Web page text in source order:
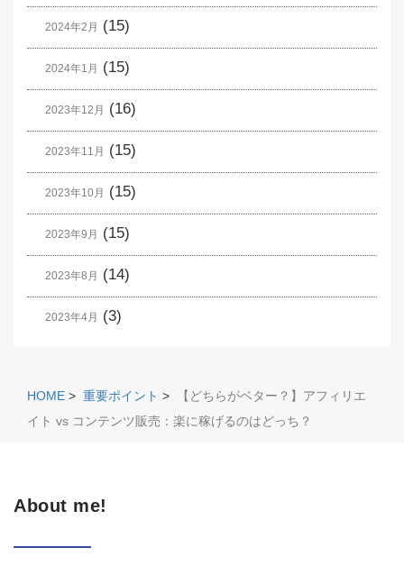
2024年2月 (15)
2024年1月 (15)
2023年12月 (16)
2023年11月 (15)
2023年10月 (15)
2023年9月 (15)
2023年8月 (14)
2023年4月 (3)
HOME > 重要ポイント >
【どちらがベター？】アフィリエ
イト vs コンテンツ販売：楽に稼げるのはどっち？
About me!